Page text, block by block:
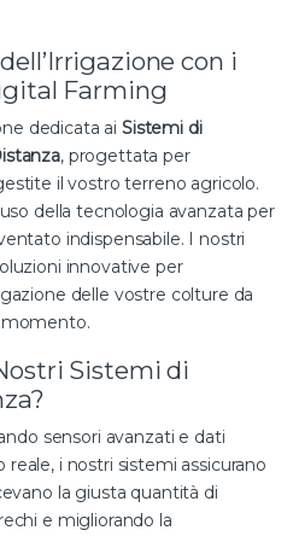
con i
Farming
dedicata ai Sistemi di
, progettata per
il vostro terreno agricolo.
della tecnologia avanzata per
indispensabile. I nostri
innovative per
delle vostre colture da
momento.
Sistemi di
sensori avanzati e dati
i nostri sistemi assicurano
la giusta quantità di
e migliorando la